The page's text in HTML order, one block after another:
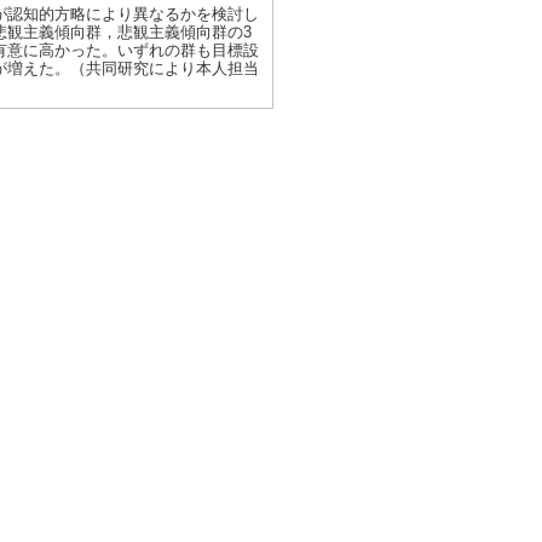
知的方略により異なるかを検討し
主義傾向群，悲観主義傾向群の3
に高かった。いずれの群も目標設
えた。（共同研究により本人担当